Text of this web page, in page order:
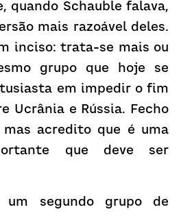
quando Schauble falava,
mais razoável deles.
inciso: trata-se mais ou
grupo que hoje se
em impedir o fim
Ucrânia e Rússia. Fecho
mas acredito que é uma
que deve ser
um segundo grupo de